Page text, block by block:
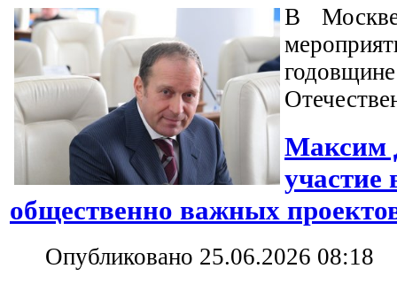
В
Максим
участие
общественно важных
Опубликовано 25.06.2026 08:18